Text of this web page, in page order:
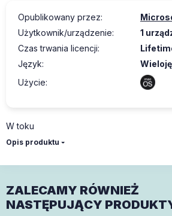
Opublikowany przez:
Użytkownik/urządzenie:
1
Czas trwania licencji:
Język:
Użycie:
W toku
Opis produktu
ZALECAMY RÓWNIEŻ
NASTĘPUJĄCY